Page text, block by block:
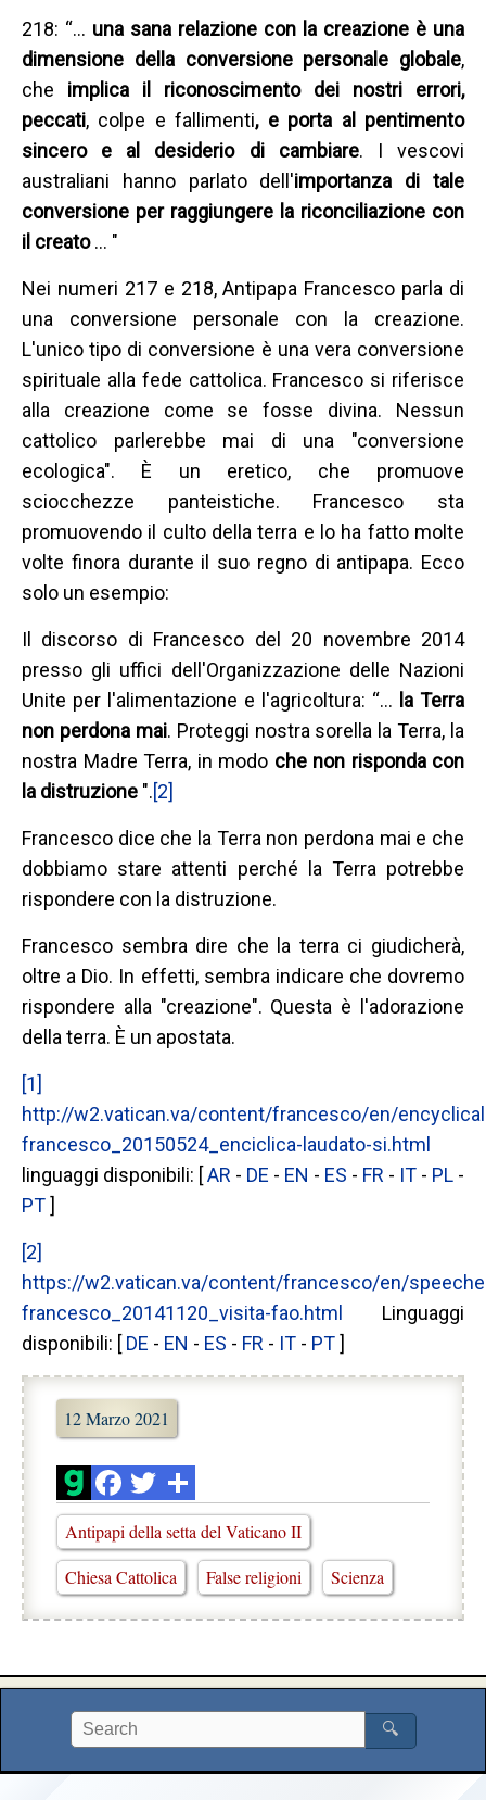
218: “… una sana relazione con la creazione è una
dimensione della conversione personale globale,
che implica il riconoscimento dei nostri errori,
peccati, colpe e fallimenti, e porta al pentimento
sincero e al desiderio di cambiare. I vescovi
australiani hanno parlato dell'importanza di tale
conversione per raggiungere la riconciliazione con
il creato... "
Nei numeri 217 e 218, Antipapa Francesco parla di
una conversione personale con la creazione.
L'unico tipo di conversione è una vera conversione
spirituale alla fede cattolica. Francesco si riferisce
alla creazione come se fosse divina. Nessun
cattolico parlerebbe mai di una "conversione
ecologica". È un eretico, che promuove
sciocchezze panteistiche. Francesco sta
promuovendo il culto della terra e lo ha fatto molte
volte finora durante il suo regno di antipapa. Ecco
solo un esempio:
Il discorso di Francesco del 20 novembre 2014
presso gli uffici dell'Organizzazione delle Nazioni
Unite per l'alimentazione e l'agricoltura: “… la Terra
non perdona mai. Proteggi nostra sorella la Terra, la
nostra Madre Terra, in modo che non risponda con
la distruzione ".[2]
Francesco dice che la Terra non perdona mai e che
dobbiamo stare attenti perché la Terra potrebbe
rispondere con la distruzione.
Francesco sembra dire che la terra ci giudicherà,
oltre a Dio. In effetti, sembra indicare che dovremo
rispondere alla "creazione". Questa è l'adorazione
della terra. È un apostata.
[1]
http://w2.vatican.va/content/francesco/en/
francesco_20150524_enciclica-laudato-si.html
linguaggi disponibili: [AR - DE - EN - ES - FR - IT - PL -
PT]
[2]
https://w2.vatican.va/content/francesco/en/
francesco_20141120_visita-fao.html Linguaggi
disponibili: [DE - EN - ES - FR - IT - PT]
12 Marzo 2021
Antipapi della setta del Vaticano II
Chiesa Cattolica
False religioni Scienza
🔍